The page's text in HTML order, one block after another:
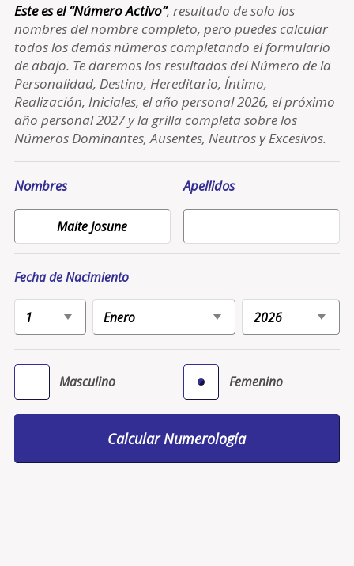
Este es el “Número Activo”, resultado de solo los
nombres del nombre completo, pero puedes calcular
todos los demás números completando el formulario
de abajo. Te daremos los resultados del Número de la
Personalidad, Destino, Hereditario, Íntimo,
Realización, Iniciales, el año personal 2026, el próximo
año personal 2027 y la grilla completa sobre los
Números Dominantes, Ausentes, Neutros y Excesivos.
Nombres Apellidos
Fecha de Nacimiento
Masculino Femenino